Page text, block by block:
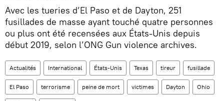
Avec les tueries d’El Paso et de Dayton, 251
fusillades de masse ayant touché quatre personnes
ou plus ont été recensées aux États-Unis depuis
début 2019, selon l’ONG Gun violence archives.
Actualités International États-Unis Texas tireur fusillade
El Paso terrorisme peine de mort victimes Dayton Ohio